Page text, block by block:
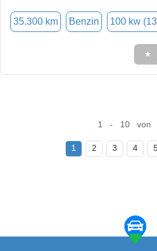
35.300 km Benzin 100 kw
★
1 - 10 von
1 2 3 4